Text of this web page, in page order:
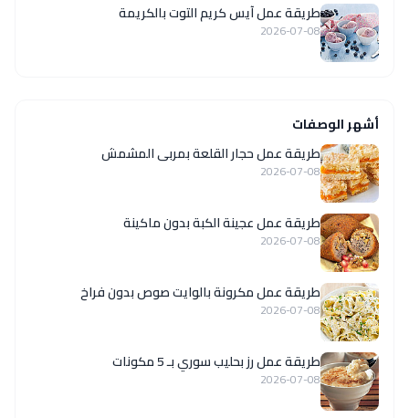
طريقة عمل آيس كريم التوت بالكريمة
2026-07-08
أشهر الوصفات
طريقة عمل حجار القلعة بمربى المشمش
2026-07-08
طريقة عمل عجينة الكبة بدون ماكينة
2026-07-08
طريقة عمل مكرونة بالوايت صوص بدون فراخ
2026-07-08
طريقة عمل رز بحليب سوري بـ 5 مكونات
2026-07-08